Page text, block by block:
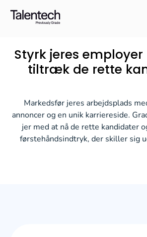
Styrk jeres
tiltræk de rette
Markedsfør jeres arbejdsplads
annoncer og en unik karriereside.
jer med at nå de rette kandidater
førstehåndsindtryk, der skiller sig